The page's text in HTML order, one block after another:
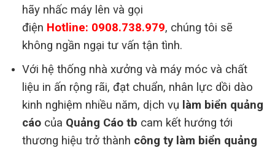
hãy nhấc máy lên và gọi
điện Hotline: 0908.738.979, chúng tôi sẽ
không ngần ngại tư vấn tận tình.
Với hệ thống nhà xưởng và máy móc và chất
liệu in ấn rộng rãi, đạt chuẩn, nhân lực dồi dào
kinh nghiệm nhiều năm, dịch vụ làm biển quảng
cáocủa Quảng Cáo tb cam kết hướng tới
thương hiệu trở thành công ty làm biển quảng